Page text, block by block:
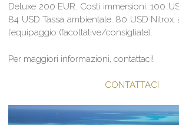
Deluxe 200 EUR. Costi immersioni: 100
84 USD Tassa ambientale. 80 USD
l’equipaggio (facoltative/consigliate).
Per maggiori informazioni, contattaci!
CONTATTACI